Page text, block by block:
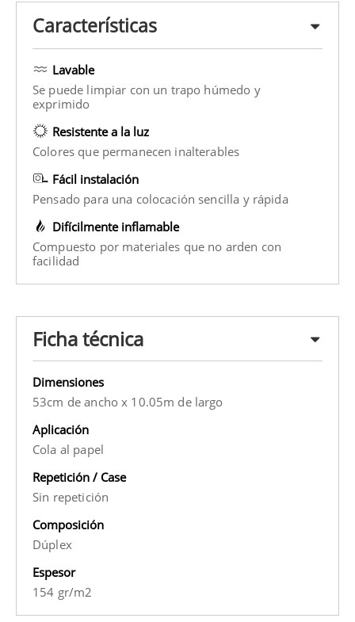
Características
Lavable
Se puede limpiar con un trapo húmedo y
exprimido
Resistente a la luz
Colores que permanecen inalterables
Fácil instalación
Pensado para una colocación sencilla y rápida
Difícilmente inflamable
Compuesto por materiales que no arden con
facilidad
Ficha técnica
Dimensiones
53cm de ancho x 10.05m de largo
Aplicación
Cola al papel
Repetición / Case
Sin repetición
Composición
Dúplex
Espesor
154 gr/m2